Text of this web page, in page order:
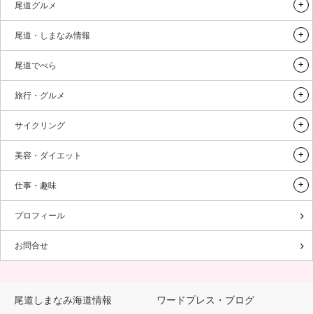
尾道グルメ
尾道・しまなみ情報
尾道でべら
旅行・グルメ
サイクリング
美容・ダイエット
仕事・趣味
プロフィール
お問合せ
尾道しまなみ海道情報 ワードプレス・ブログ